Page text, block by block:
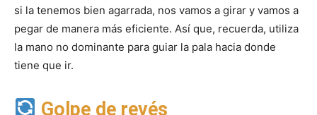
si la tenemos bien agarrada, nos vamos a girar y vamos a
pegar de manera más eficiente. Así que, recuerda, utiliza
la mano no dominante para guiar la pala hacia donde
tiene que ir.
Golpe de revés